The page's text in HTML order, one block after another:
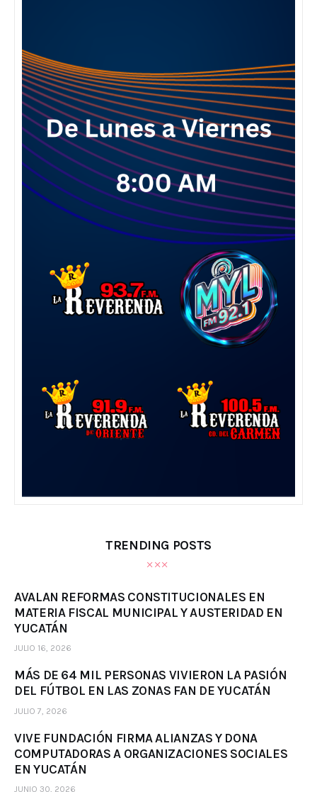
TRENDING POSTS
AVALAN REFORMAS CONSTITUCIONALES EN
MATERIA FISCAL MUNICIPAL Y AUSTERIDAD EN
YUCATÁN
JULIO 16, 2026
MÁS DE 64 MIL PERSONAS VIVIERON LA PASIÓN
DEL FÚTBOL EN LAS ZONAS FAN DE YUCATÁN
JULIO 7, 2026
VIVE FUNDACIÓN FIRMA ALIANZAS Y DONA
COMPUTADORAS A ORGANIZACIONES SOCIALES
EN YUCATÁN
JUNIO 30, 2026